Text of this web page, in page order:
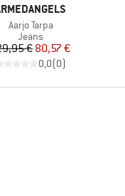
Artikel
Aarjo Tarpa
Produktgruppe
Jeans
Preis
€reduzierter Preis
80,57 €
0,0(0)